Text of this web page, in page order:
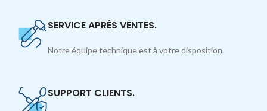
SERVICE APRÉS VENTES.
Notre équipe technique est à votre disposition.
SUPPORT CLIENTS.